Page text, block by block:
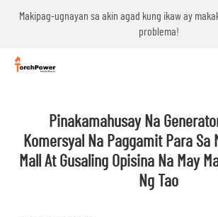
Makipag-ugnayan sa akin agad kung ikaw ay
problema!
Pinakamahusay Na
Komersyal Na Paggamit Para Sa
Mall At Gusaling Opisina Na May
Ng Tao